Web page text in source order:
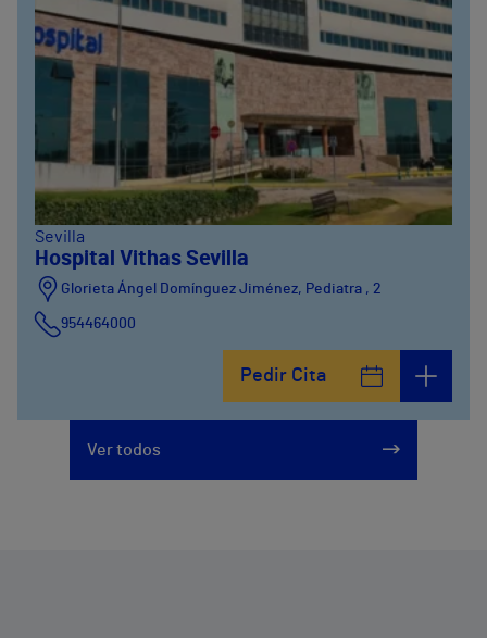
Sevilla
Hospital Vithas Sevilla
Glorieta Ángel Domínguez Jiménez, Pediatra , 2
954464000
Pedir Cita
Ver todos